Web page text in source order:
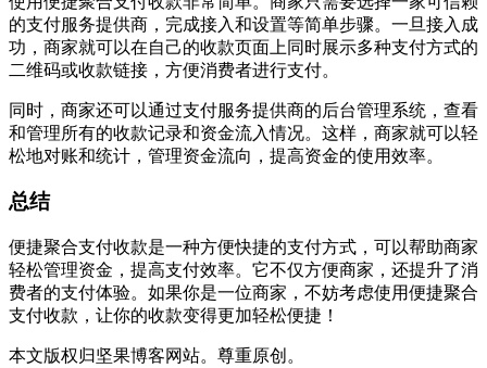
的支付服务提供商，完成接入和设置等简单步骤。一旦接入成
功，商家就可以在自己的收款页面上同时展示多种支付方式的
二维码或收款链接，方便消费者进行支付。
同时，商家还可以通过支付服务提供商的后台管理系统，查看
和管理所有的收款记录和资金流入情况。这样，商家就可以轻
松地对账和统计，管理资金流向，提高资金的使用效率。
总结
便捷聚合支付收款是一种方便快捷的支付方式，可以帮助商家
轻松管理资金，提高支付效率。它不仅方便商家，还提升了消
费者的支付体验。如果你是一位商家，不妨考虑使用便捷聚合
支付收款，让你的收款变得更加轻松便捷！
本文版权归坚果博客网站。尊重原创。